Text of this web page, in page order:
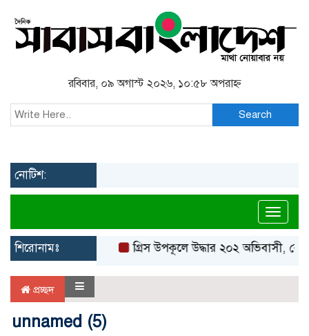
রবিবার, ০৯ অগাস্ট ২০২৬, ১০:৫৮ অপরাহ্ন
Search
নোটিশ:
শিরোনামঃ গ্রিস উপকূলে উদ্ধার ২০২ অভিবাসী,
প্রচ্ছদ
unnamed (5)